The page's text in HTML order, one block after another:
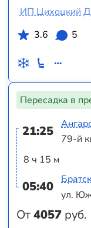
ИП Цихоцкий
3.6
5
Пересадка в
21:25
8 ч 15 м
05:40
От4057 руб.
79-й
ул.